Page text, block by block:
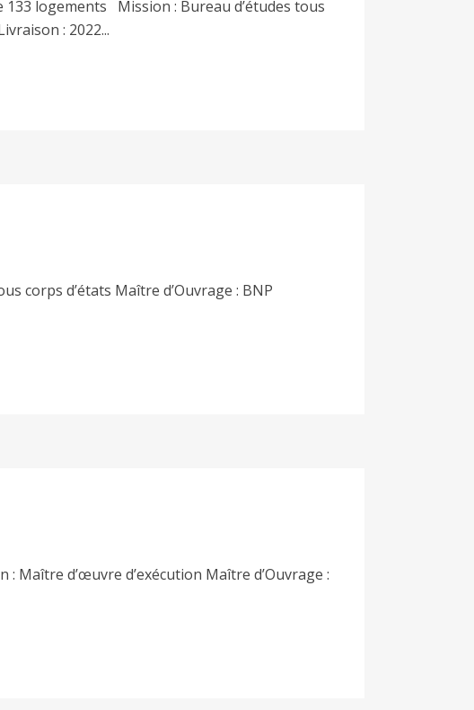
133 logements Mission : Bureau d’études tous
: 2022...
corps d’états Maître d’Ouvrage : BNP
: Maître d’œuvre d’exécution Maître d’Ouvrage :